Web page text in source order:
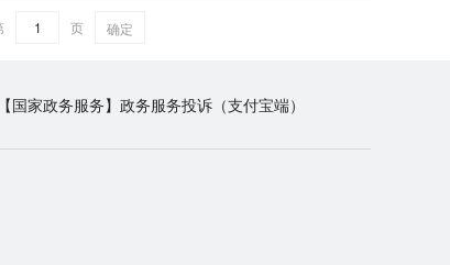
页 确定
【国家政务服务】政务服务投诉（支付宝端）